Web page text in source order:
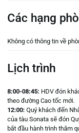
Các hạng
Không có thông tin về
Lịch trình
8:00-08:45: HDV đón
theo đường Cao tốc mới.
12:00: Quý khách đến
của tàu Sonata sẽ đón
bắt đầu hành trình thăm